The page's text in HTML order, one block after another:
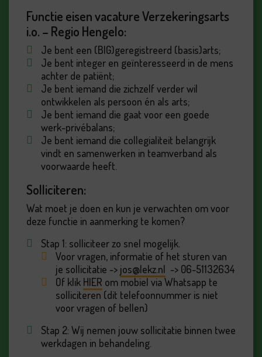
Functie eisen vacature Verzekeringsarts
i.o. – Regio Hengelo:
Je bent een (BIG)geregistreerd (basis)arts;
Je bent integer en geïnteresseerd in de mens
achter de patiënt;
Je bent iemand die zichzelf verder wil
ontwikkelen als persoon én als arts;
Je bent iemand die gaat voor een goede
werk-privébalans;
Je bent iemand die collegialiteit belangrijk
vindt en samenwerken in teamverband als
voorwaarde heeft.
Solliciteren:
Wat moet je doen en kun je verwachten om voor
deze functie in aanmerking te komen?
Stap 1: solliciteer zo snel mogelijk.
Voor vragen, informatie of het sturen van
je sollicitatie -> jos@lekz.nl -> 06-51132634
Of klik HIER om mobiel via Whatsapp te
solliciteren (dit telefoonnummer is niet
voor vragen of bellen)
Stap 2: Wij nemen jouw sollicitatie binnen twee
werkdagen in behandeling.